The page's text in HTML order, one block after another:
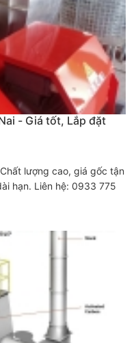
- Giá tốt, Lắp đặt
lượng cao, giá gốc tận
hạn. Liên hệ: 0933 775